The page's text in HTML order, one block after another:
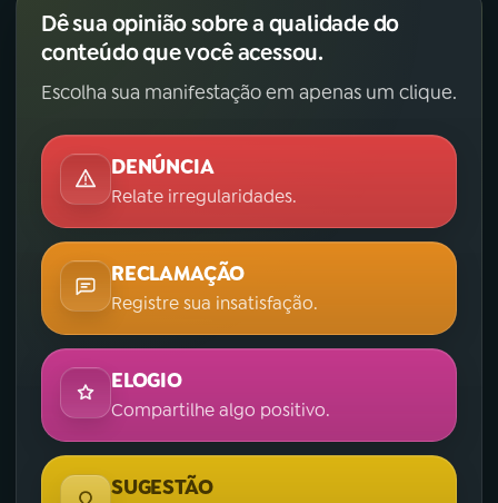
Dê sua opinião sobre a qualidade do
conteúdo que você acessou.
Escolha sua manifestação em apenas um clique.
DENÚNCIA
Relate irregularidades.
RECLAMAÇÃO
Registre sua insatisfação.
ELOGIO
Compartilhe algo positivo.
SUGESTÃO